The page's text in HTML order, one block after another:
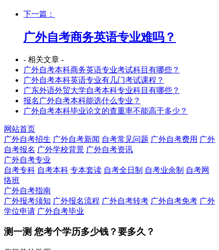
下一篇：
广外自考商务英语专业难吗？
- 相关文章 -
广外自考本科商务英语专业考试科目有哪些？
广外自考本科英语专业有几门考试课程？
广东外语外贸大学自考本科专业科目有哪些？
报名广外自考本科能选什么专业？
广外自考本科毕业论文的查重率不能高于多少？
网站首页
广外自考招生 广外自考新闻 自考常见问题 广外自考费用 广外
自考报名 广外学校背景 广外自考资讯
广外自考专业
自考专科 自考本科 专本套读 自考全日制 自考业余制 自考网
络班
广外自考指南
广外报考须知 广外报名流程 广外自考转考 广外自考免考 广外
学位申请 广外自考毕业
测一测 您考个学历多少钱？要多久？